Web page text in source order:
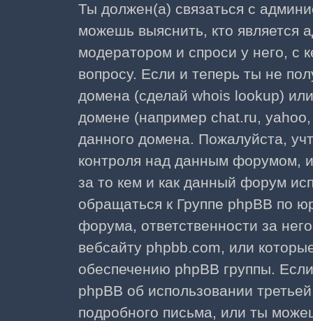
Ты должен(а) связаться с
можешь выяснить, кто является
модератором и спроси у него, с
вопросу. Если и теперь ты не
домена (сделай whois lookup)
домене (например chat.ru,
данного домена. Пожалуйста,
контроля над данным форумом,
за то кем и как данный форум
обращаться к Группе phpBB по
форума, ответственности за
вебсайту phpbb.com, или
обеспечению phpBB группы.
phpBB об использовании
подробного письма, или ты